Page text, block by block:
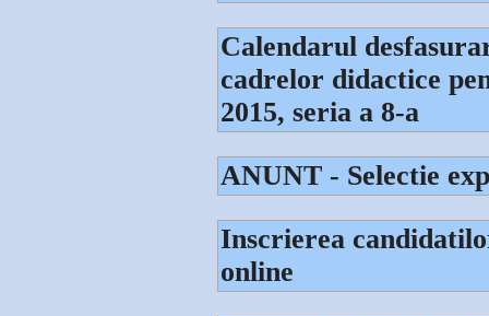
Calendarul
cadrelor didactice
2015, seria a 8-a
ANUNT - Selectie
Inscrierea
online